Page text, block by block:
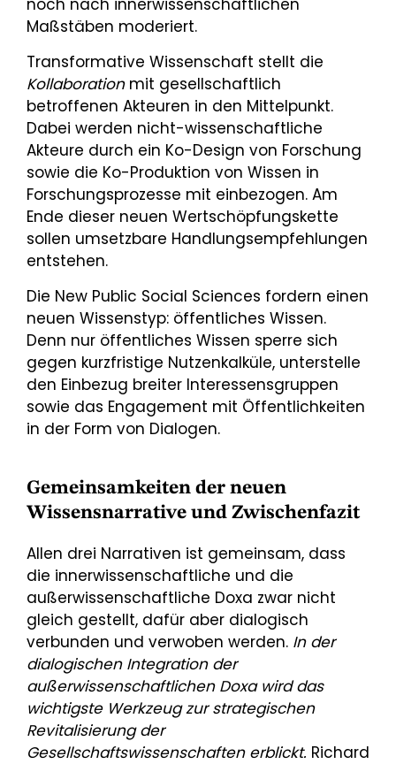
Maßstäben moderiert.
Transformative Wissenschaft stellt die
Kollaboration mit gesellschaftlich
betroffenen Akteuren in den Mittelpunkt.
Dabei werden nicht-wissenschaftliche
Akteure durch ein Ko-Design von Forschung
sowie die Ko-Produktion von Wissen in
Forschungsprozesse mit einbezogen. Am
Ende dieser neuen Wertschöpfungskette
sollen umsetzbare Handlungsempfehlungen
entstehen.
Die New Public Social Sciences fordern einen
neuen Wissenstyp: öffentliches Wissen.
Denn nur öffentliches Wissen sperre sich
gegen kurzfristige Nutzenkalküle, unterstelle
den Einbezug breiter Interessensgruppen
sowie das Engagement mit Öffentlichkeiten
in der Form von Dialogen.
Gemeinsamkeiten der neuen
Wissensnarrative und Zwischenfazit
Allen drei Narrativen ist gemeinsam, dass
die innerwissenschaftliche und die
außerwissenschaftliche Doxa zwar nicht
gleich gestellt, dafür aber dialogisch
verbunden und verwoben werden. In der
dialogischen Integration der
außerwissenschaftlichen Doxa wird das
wichtigste Werkzeug zur strategischen
Revitalisierung der
Gesellschaftswissenschaften erblickt. Richard